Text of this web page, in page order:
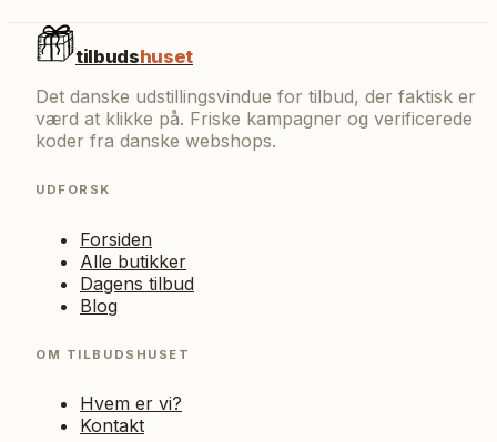
tilbudshuset
Det danske udstillingsvindue for tilbud, der faktisk er
værd at klikke på. Friske kampagner og verificerede
koder fra danske webshops.
UDFORSK
Forsiden
Alle butikker
Dagens tilbud
Blog
OM TILBUDSHUSET
Hvem er vi?
Kontakt